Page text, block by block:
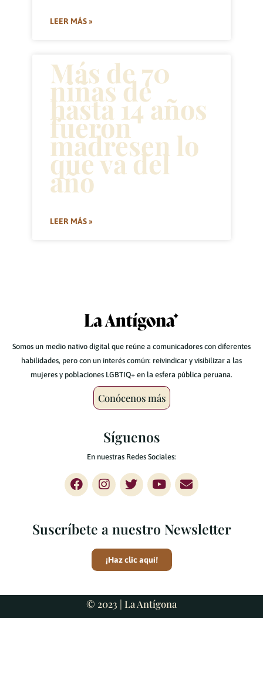
LEER MÁS »
Más de 70
niñas de
hasta 14 años
fueron
madresen lo
que va del
año
LEER MÁS »
Somos un medio nativo digital que reúne a comunicadores con diferentes
habilidades, pero con un interés común: reivindicar y visibilizar a las
mujeres y poblaciones LGBTIQ+ en la esfera pública peruana.
Conócenos más
Síguenos
En nuestras Redes Sociales:
Suscríbete a nuestro Newsletter
¡Haz clic aquí!
© 2023 | La Antígona